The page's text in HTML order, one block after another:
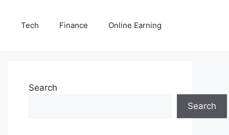
Tech Finance Online Earning
Search
Search